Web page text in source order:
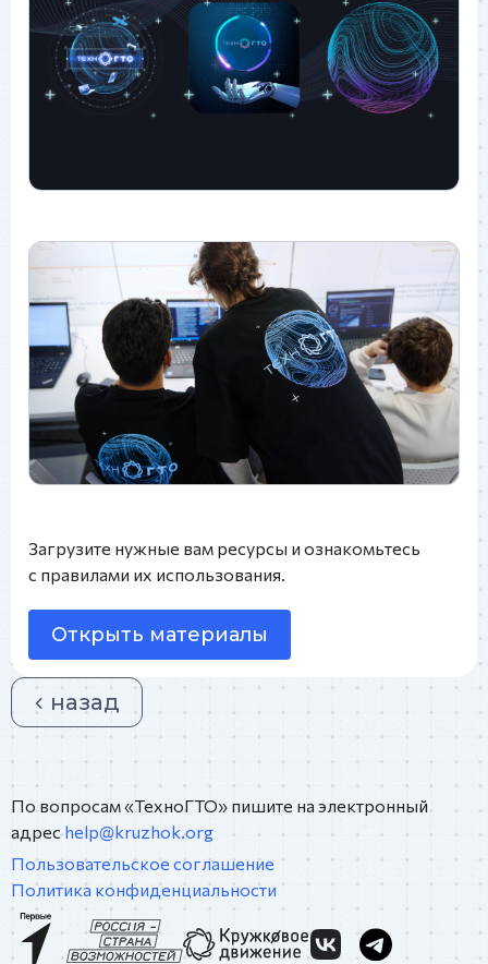
Загрузите нужные вам ресурсы и ознакомьтесь
с правилами их использования.
Открыть материалы
назад
По вопросам «ТехноГТО» пишите на электронный
адрес help@kruzhok.org
Пользовательское соглашение
Политика конфиденциальности